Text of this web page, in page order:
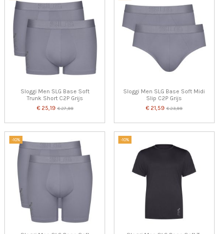
Sloggi Men SLG Base Soft
Trunk Short C2P Grijs
€ 25,19€ 27,99
Sloggi Men SLG Base Soft Midi
Slip C2P Grijs
€ 21,59€ 23,99
-10% -10%